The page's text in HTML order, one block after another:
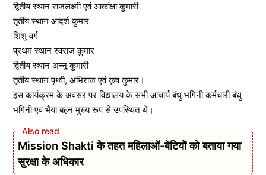
द्वितीय स्थान राजलक्ष्मी एवं आकांक्षा कुमारी
तृतीय स्थान आदर्श कुमार
शिशु वर्ग
प्रथम स्थान स्वराज कुमार
द्वितीय स्थान अन्नू कुमारी
तृतीय स्थान पृथ्वी, अभिराज एवं कृष कुमार।
इस कार्यक्रम के अवसर पर विद्यालय के सभी आचार्य बंधु भगिनी कर्मचारी बंधु
भगिनी एवं भैया बहन मुख्य रूप से उपस्थित थे।
Mission Shakti के तहत महिलाओं-बेटियों को बताया गया
सुरक्षा के अधिकार